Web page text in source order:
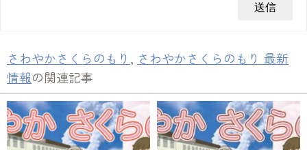
さわやかさくらのもり , さわやかさくらのもり 最新
情報の関連記事